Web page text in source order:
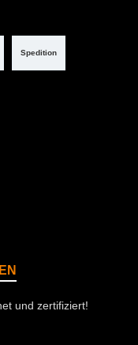
Spedition
und zertifiziert!